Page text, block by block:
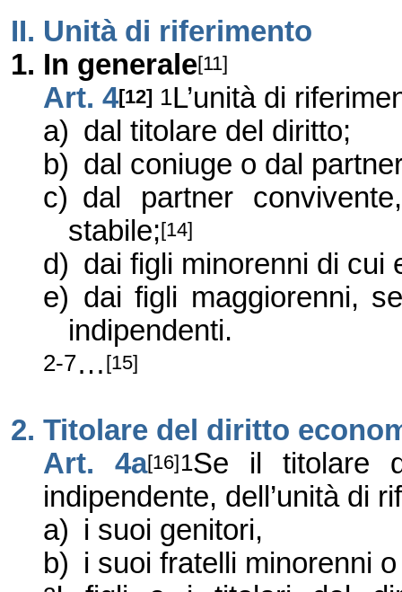
II. Unità di riferimento
1. In generale[11]
Art. 4[12] 1L’unità di
a) dal titolare del diritto;
b) dal coniuge o dal
c) dal partner
stabile;[14]
d) dai figli minorenni di cui
e) dai figli maggiorenni,
indipendenti.
2-7… [15]
2. Titolare del diritto
Art. 4a[16]1Se il titolare
indipendente, dell’unità di
a) i suoi genitori,
b) i suoi fratelli minorenni